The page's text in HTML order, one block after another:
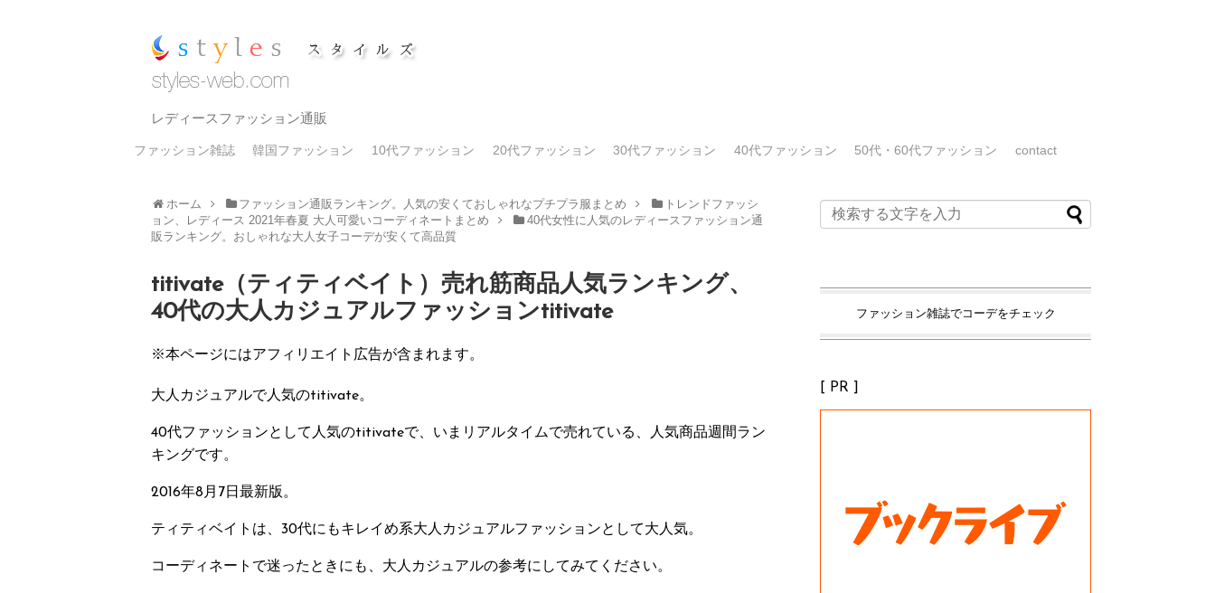
レディースファッション通販
ファッション雑誌 韓国ファッション 10代ファッション 20代ファッション 30代ファッション 40代ファッション 50代・60代ファッション contact
ホーム ファッション通販ランキング。人気の安くておしゃれなプチプラ服まとめ
トレンドファッシ
ョン、レディース 2021年春夏 大人可愛いコーディネートまとめ
40代女性に人気のレディースファッション通
販ランキング。おしゃれな大人女子コーデが安くて高品質
titivate（ティティベイト）売れ筋商品人気ランキング、
40代の大人カジュアルファッションtitivate
※本ページにはアフィリエイト広告が含まれます。
大人カジュアルで人気のtitivate。
40代ファッションとして人気のtitivateで、いまリアルタイムで売れている、人気商品週間ラン
キングです。
2016年8月7日最新版。
ティティベイトは、30代にもキレイめ系大人カジュアルファッションとして大人気。
コーディネートで迷ったときにも、大人カジュアルの参考にしてみてください。
ファッション雑誌でコーデをチェック
[ PR ]